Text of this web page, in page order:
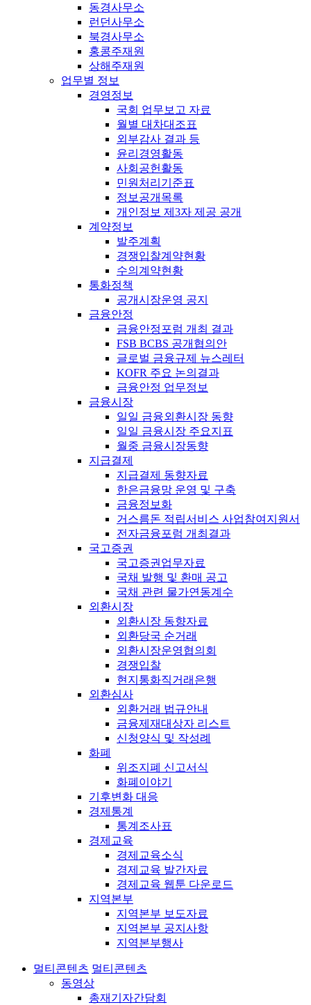
동경사무소
런던사무소
북경사무소
홍콩주재원
상해주재원
업무별 정보
경영정보
국회 업무보고 자료
월별 대차대조표
외부감사 결과 등
윤리경영활동
사회공헌활동
민원처리기준표
정보공개목록
개인정보 제3자 제공 공개
계약정보
발주계획
경쟁입찰계약현황
수의계약현황
통화정책
공개시장운영 공지
금융안정
금융안정포럼 개최 결과
FSB BCBS 공개협의안
글로벌 금융규제 뉴스레터
KOFR 주요 논의결과
금융안정 업무정보
금융시장
일일 금융외환시장 동향
일일 금융시장 주요지표
월중 금융시장동향
지급결제
지급결제 동향자료
한은금융망 운영 및 구축
금융정보화
거스름돈 적립서비스 사업참여지원서
전자금융포럼 개최결과
국고증권
국고증권업무자료
국채 발행 및 환매 공고
국채 관련 물가연동계수
외환시장
외환시장 동향자료
외환당국 순거래
외환시장운영협의회
경쟁입찰
현지통화직거래은행
외환심사
외환거래 법규안내
금융제재대상자 리스트
신청양식 및 작성례
화폐
위조지폐 신고서식
화폐이야기
기후변화 대응
경제통계
통계조사표
경제교육
경제교육소식
경제교육 발간자료
경제교육 웹툰 다운로드
지역본부
지역본부 보도자료
지역본부 공지사항
지역본부행사
멀티콘텐츠 멀티콘텐츠
동영상
총재기자간담회